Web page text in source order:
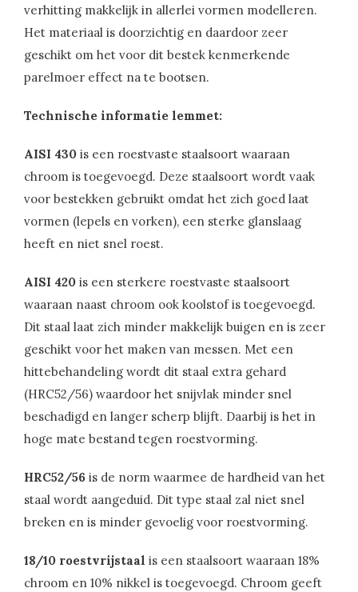
verhitting makkelijk in allerlei vormen modelleren.
Het materiaal is doorzichtig en daardoor zeer
geschikt om het voor dit bestek kenmerkende
parelmoer effect na te bootsen.
Technische informatie lemmet:
AISI 430 is een roestvaste staalsoort waaraan
chroom is toegevoegd. Deze staalsoort wordt vaak
voor bestekken gebruikt omdat het zich goed laat
vormen (lepels en vorken), een sterke glanslaag
heeft en niet snel roest.
AISI 420 is een sterkere roestvaste staalsoort
waaraan naast chroom ook koolstof is toegevoegd.
Dit staal laat zich minder makkelijk buigen en is zeer
geschikt voor het maken van messen. Met een
hittebehandeling wordt dit staal extra gehard
(HRC52/56) waardoor het snijvlak minder snel
beschadigd en langer scherp blijft. Daarbij is het in
hoge mate bestand tegen roestvorming.
HRC52/56 is de norm waarmee de hardheid van het
staal wordt aangeduid. Dit type staal zal niet snel
breken en is minder gevoelig voor roestvorming.
18/10 roestvrijstaal is een staalsoort waaraan 18%
chroom en 10% nikkel is toegevoegd. Chroom geeft